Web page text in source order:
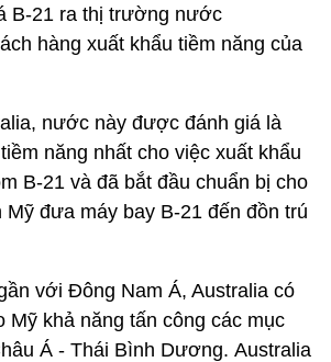
B-21 ra thị trường nước
hàng xuất khẩu tiềm năng của
nước này được đánh giá là
năng nhất cho việc xuất khẩu
B-21 và đã bắt đầu chuẩn bị cho
Mỹ đưa máy bay B-21 đến đồn trú
với Đông Nam Á, Australia có
Mỹ khả năng tấn công các mục
Á - Thái Bình Dương. Australia